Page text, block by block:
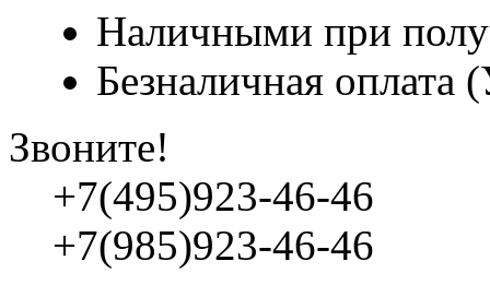
Наличными при
Безналичная
Звоните!
+7(495)923-46-46
+7(985)923-46-46